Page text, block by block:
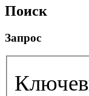
Поиск
Запрос